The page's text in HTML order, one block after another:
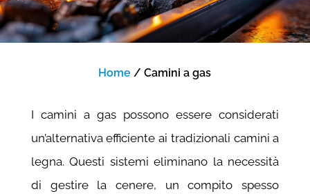
Home / Camini a gas
I camini a gas possono essere considerati
un’alternativa efficiente ai tradizionali camini a
legna. Questi sistemi eliminano la necessità
di gestire la cenere, un compito spesso